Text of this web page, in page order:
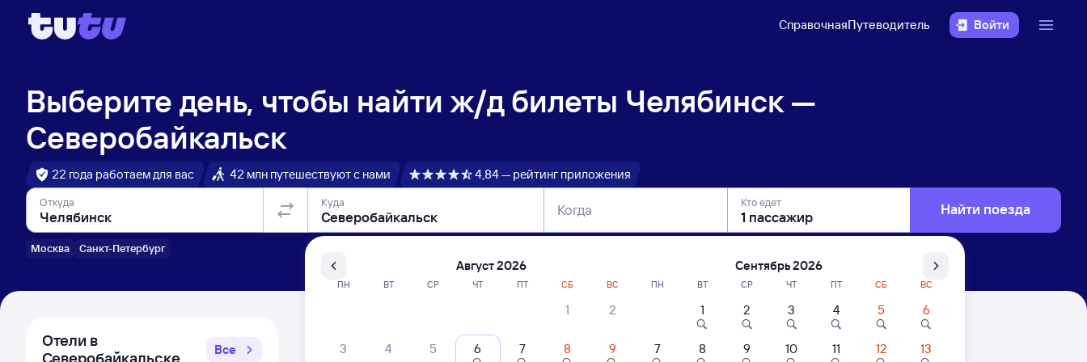
СправочнаяПутеводитель Войти
Выберите день, чтобы найти ж/д билеты Челябинск —
Северобайкальск
22 года работаем для вас 42 млн путешествуют с нами 4,84 — рейтинг приложения
Откуда
Москва Санкт-Петербург
Куда Когда Кто едет Найти поезда
Отели в
Северобайкальске
Все
Расписание поездов Челябинск — Северобайкальск
Август 2026
ПН ВТ СР ЧТ ПТ СБ ВС
1 2
3 4 5 6 7 8 9
Сентябрь 2026
ПН ВТ СР ЧТ ПТ СБ ВС
1 2 3 4 5 6
7 8 9 10 11 12 13